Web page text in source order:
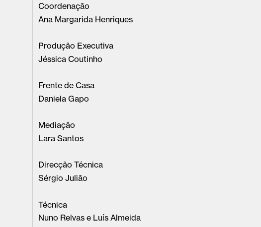
Coordenação
Ana Margarida Henriques
Produção Executiva
Jéssica Coutinho
Frente de Casa
Daniela Gapo
Mediação
Lara Santos
Direcção Técnica
Sérgio Julião
Técnica
Nuno Relvas e Luís Almeida